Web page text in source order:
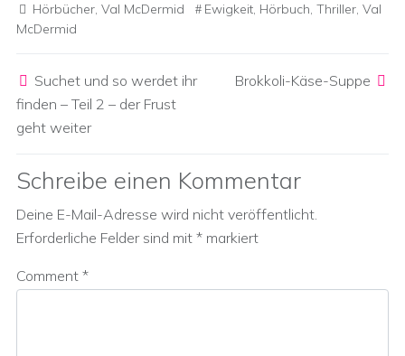
Hörbücher, Val McDermid Ewigkeit, Hörbuch, Thriller, Val
McDermid
Suchet und so werdet ihr
finden – Teil 2 – der Frust
geht weiter
Brokkoli-Käse-Suppe
Schreibe einen Kommentar
Deine E-Mail-Adresse wird nicht veröffentlicht.
Erforderliche Felder sind mit * markiert
Comment *